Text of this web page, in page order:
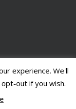
von
experience. We'll
out if you wish.